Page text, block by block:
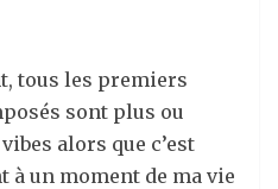
tous les premiers
sont plus ou
alors que c’est
un moment de ma vie